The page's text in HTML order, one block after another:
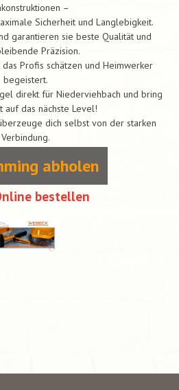
–
Sicherheit und Langlebigkeit.
garantieren sie beste Qualität und
Präzision.
Profis schätzen und Heimwerker
begeistert.
direkt für Niederviehbach und bring
auf das nächste Level!
dich selbst von der starken
Verbindung.
abholen
bestellen